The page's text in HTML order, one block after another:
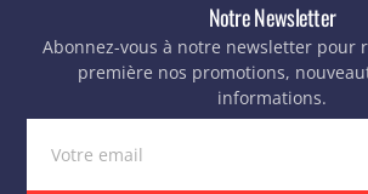
Notre Newsletter
Abonnez-vous à notre newsletter pour
première nos promotions,
informations.